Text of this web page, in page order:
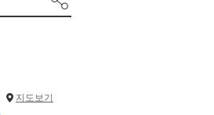
지도보기